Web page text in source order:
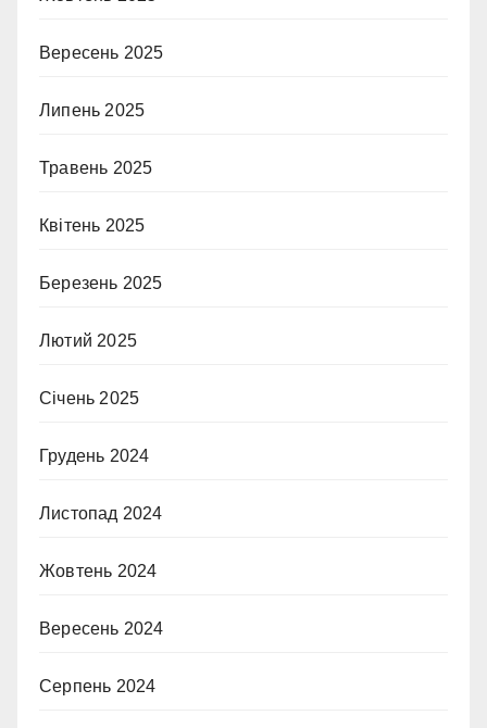
Вересень 2025
Липень 2025
Травень 2025
Квітень 2025
Березень 2025
Лютий 2025
Січень 2025
Грудень 2024
Листопад 2024
Жовтень 2024
Вересень 2024
Серпень 2024